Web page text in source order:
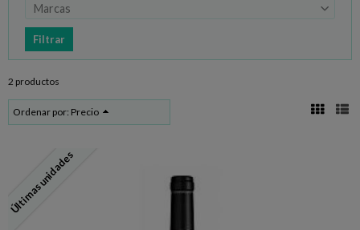
Marcas
2 productos
Ordenar por: Precio
Últimas unidades